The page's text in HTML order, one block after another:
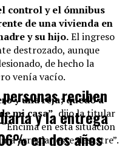
control y el ómnibus
de una vivienda en
y su hijo.El ingreso
destrozado, aunque
de hecho la
venía vacío.
y una reja; quedó a
mi casa”, dijo la titular
en esta situación
a arreglar este desastre”.
reciben
y la entrega
en dos años